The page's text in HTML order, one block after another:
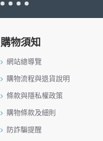
購物須知
網站總導覽
購物流程與退貨說明
條款與隱私權政策
購物條款及細則
防詐騙提醒